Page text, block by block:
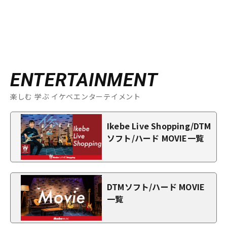
ENTERTAINMENT
楽しむ 学ぶ イケベエンターテイメント
Ikebe Live Shopping/DTM
ソフト/ハード MOVIE一覧
DTMソフト/ハード MOVIE
一覧